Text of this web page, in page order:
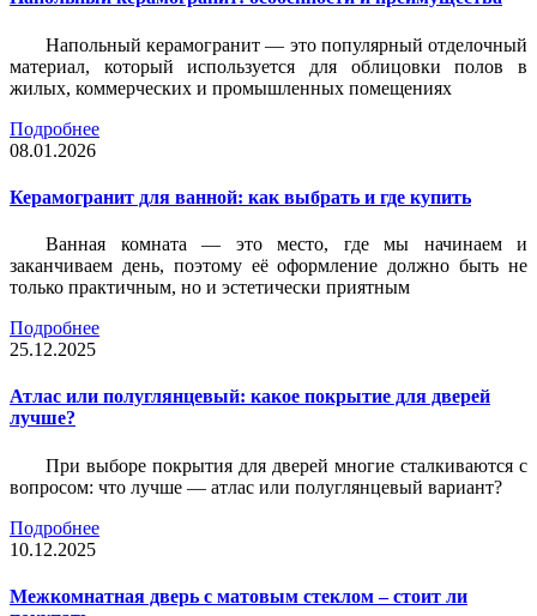
Напольный керамогранит — это популярный отделочный
материал, который используется для облицовки полов в
жилых, коммерческих и промышленных помещениях
Подробнее
08.01.2026
Керамогранит для ванной: как выбрать и где купить
Ванная комната — это место, где мы начинаем и
заканчиваем день, поэтому её оформление должно быть не
только практичным, но и эстетически приятным
Подробнее
25.12.2025
Атлас или полуглянцевый: какое покрытие для дверей
лучше?
При выборе покрытия для дверей многие сталкиваются с
вопросом: что лучше — атлас или полуглянцевый вариант?
Подробнее
10.12.2025
Межкомнатная дверь с матовым стеклом – стоит ли